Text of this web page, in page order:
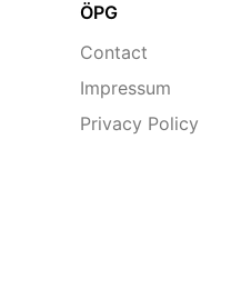
ÖPG
Contact
Impressum
Privacy Policy